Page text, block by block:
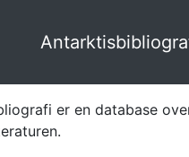
er en database